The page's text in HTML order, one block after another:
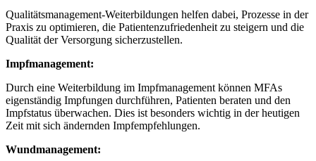
Qualitätsmanagement-Weiterbildungen helfen dabei, Prozesse in der
Praxis zu optimieren, die Patientenzufriedenheit zu steigern und die
Qualität der Versorgung sicherzustellen.
Impfmanagement:
Durch eine Weiterbildung im Impfmanagement können MFAs
eigenständig Impfungen durchführen, Patienten beraten und den
Impfstatus überwachen. Dies ist besonders wichtig in der heutigen
Zeit mit sich ändernden Impfempfehlungen.
Wundmanagement: